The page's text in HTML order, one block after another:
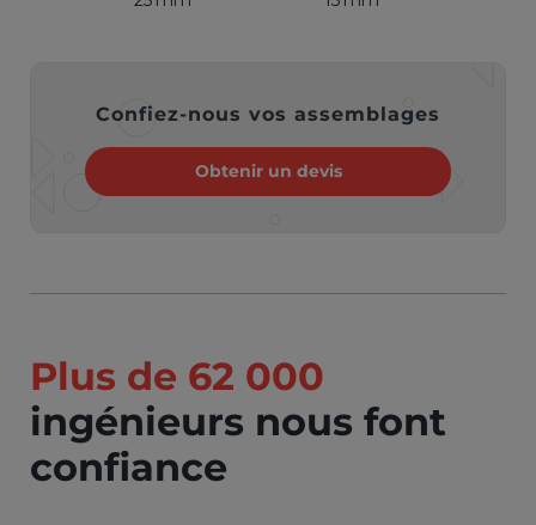
Confiez-nous vos assemblages
Obtenir un devis
Plus de 62 000
ingénieurs nous font
confiance